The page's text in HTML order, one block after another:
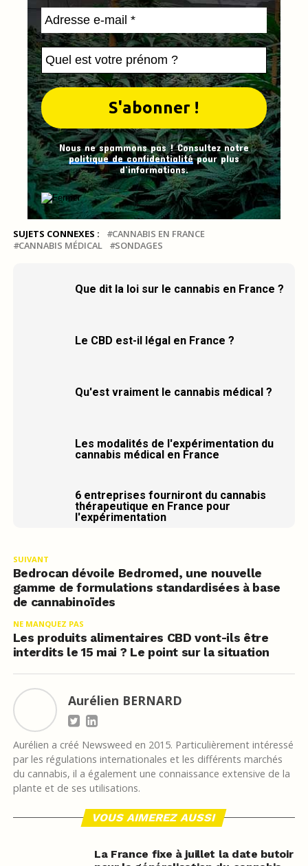
Nous ne spammons pas ! Consultez notre
politique de confidentialitépour plus
d’informations.
SUJETS CONNEXES :
CANNABIS EN FRANCE
CANNABIS MÉDICAL
SONDAGES
Que dit la loi sur le cannabis en France ?
Le CBD est-il légal en France ?
Qu'est vraiment le cannabis médical ?
Les modalités de l'expérimentation du
cannabis médical en France
6 entreprises fourniront du cannabis
thérapeutique en France pour
l'expérimentation
SUIVANT
Bedrocan dévoile Bedromed, une nouvelle
gamme de formulations standardisées à base
de cannabinoïdes
NE MANQUEZ PAS
Les produits alimentaires CBD vont-ils être
interdits le 15 mai ? Le point sur la situation
Aurélien BERNARD
Aurélien a créé Newsweed en 2015. Particulièrement intéressé
par les régulations internationales et les différents marchés
du cannabis, il a également une connaissance extensive de la
plante et de ses utilisations.
VOUS AIMEREZ AUSSI
La France fixe à juillet la date butoir